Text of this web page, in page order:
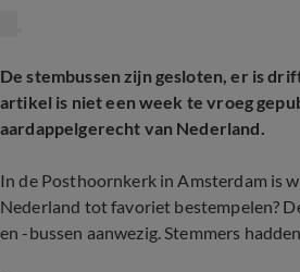
De stembussen zijn gesloten, er is
artikel is niet een week te vroeg
aardappelgerecht van Nederland.
In de Posthoornkerk in Amsterdam is
Nederland tot favoriet bestempelen?
en -bussen aanwezig. Stemmers